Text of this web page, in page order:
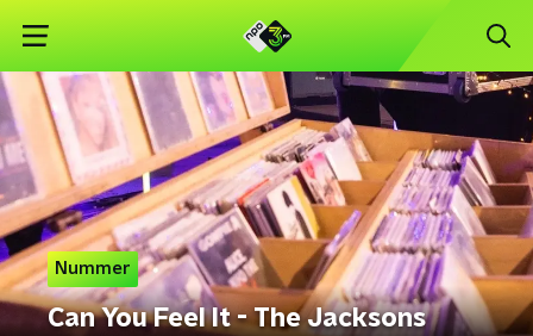
Nummer
Can You Feel It - The Jacksons